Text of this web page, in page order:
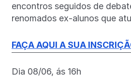
encontros seguidos de
renomados ex-alunos que
FAÇA AQUI A SUA
Dia 08/06, ás 16h